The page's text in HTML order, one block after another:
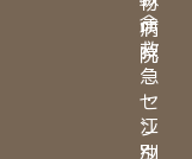
病
院
・
江
別
命
救
急
セ
ン
タ